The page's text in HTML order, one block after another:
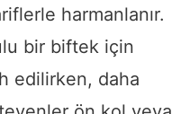
harmanlanır.
bir biftek için
edilirken, daha